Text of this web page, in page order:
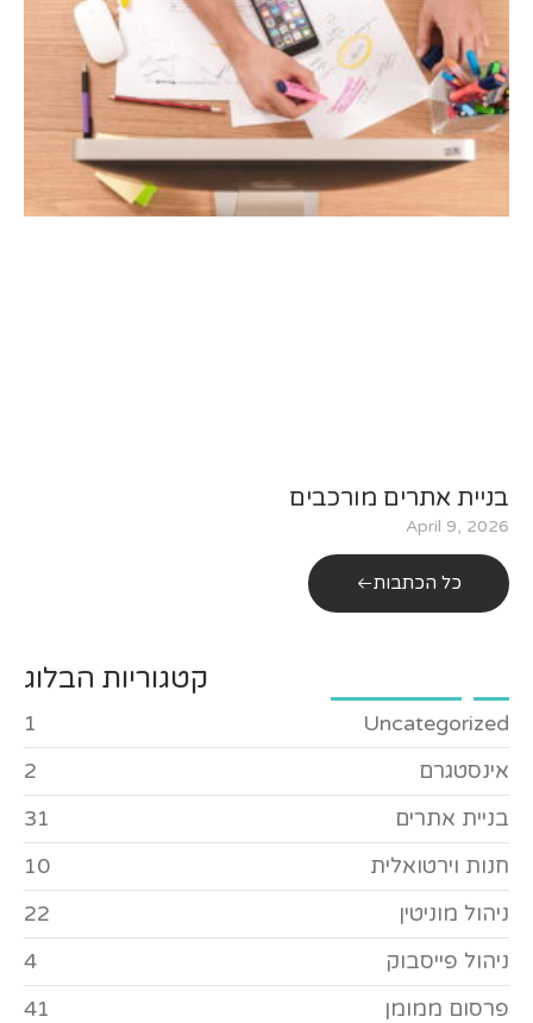
בניית אתרים מורכבים
April 9, 2026
כל הכתבות
קטגוריות הבלוג
Uncategorized
1
אינסטגרם
2
בניית אתרים
31
חנות וירטואלית
10
ניהול מוניטין
22
ניהול פייסבוק
4
פרסום ממומן
41